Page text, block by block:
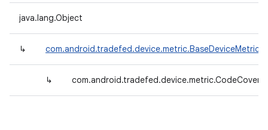
java.lang.Object
↳
↳